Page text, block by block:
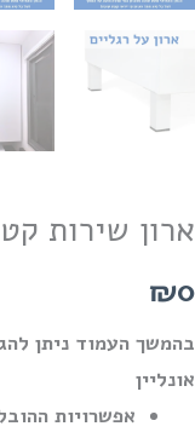
ארון שירות
₪0
בהמשך העמוד ניתן
אונליין
אפשרויות